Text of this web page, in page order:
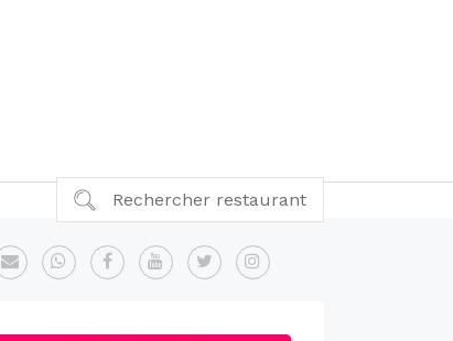
Rechercher restaurant